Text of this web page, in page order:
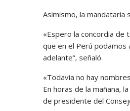
Asimismo, la mandataria
«Espero la concordia de
que en el Perú
adelante”, señaló.
«Todavía no hay
En horas de la mañana,
de presidente del